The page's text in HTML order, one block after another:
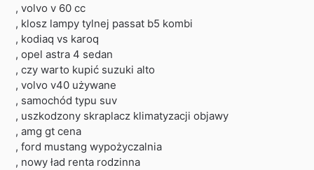
, volvo v 60 cc
, klosz lampy tylnej passat b5 kombi
, kodiaq vs karoq
, opel astra 4 sedan
, czy warto kupić suzuki alto
, volvo v40 używane
, samochód typu suv
, uszkodzony skraplacz klimatyzacji objawy
, amg gt cena
, ford mustang wypożyczalnia
, nowy ład renta rodzinna